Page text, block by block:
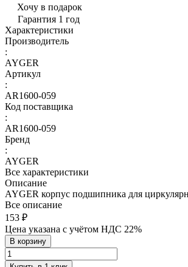
Хочу в подарок
Гарантия 1 год
Характеристики
Производитель
:
AYGER
Артикул
:
AR1600-059
Код поставщика
:
AR1600-059
Бренд
:
AYGER
Все характеристики
Описание
AYGER корпус подшипника для
Все описание
153 ₽
Цена указана с учётом НДС 22%
В корзину